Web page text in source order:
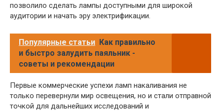
позволило сделать лампы доступными для широкой
аудитории и начать эру электрификации.
Популярные статьи Как правильно
и быстро залудить паяльник -
советы и рекомендации
Первые коммерческие успехи ламп накаливания не
только перевернули мир освещения, но и стали отправной
точкой для дальнейших исследований и